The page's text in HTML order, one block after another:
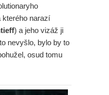
kterého narazí
) a jeho vizáž ji
nevyšlo, bylo by to
osud tomu